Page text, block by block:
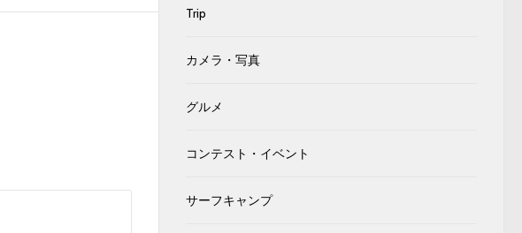
投
Trip
カメラ・写真
グルメ
コンテスト・イベント
サーフキャンプ